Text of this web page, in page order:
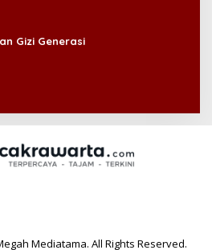
Gizi Generasi
Mediatama. All Rights Reserved.